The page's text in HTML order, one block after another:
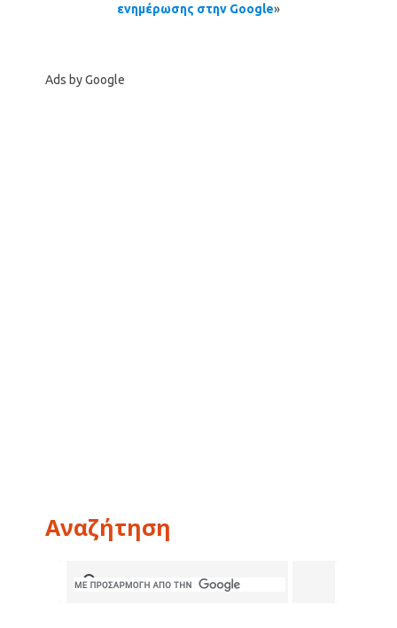
ενημέρωσης στην Google»
Ads by Google
Αναζήτηση